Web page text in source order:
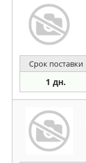
Срок поставки
1 дн.